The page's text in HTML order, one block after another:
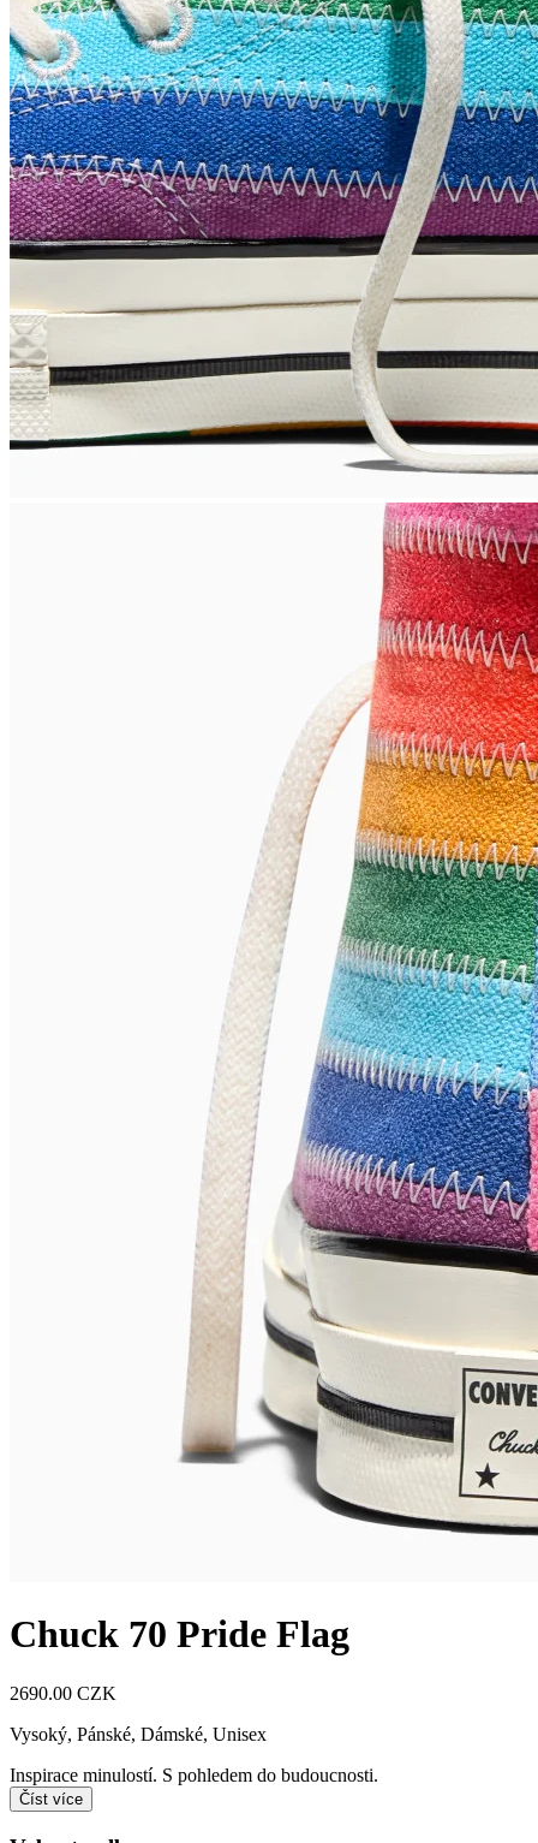
Chuck 70 Pride Flag
2690.00 CZK
Vysoký, Pánské, Dámské, Unisex
Inspirace minulostí. S pohledem do budoucnosti.
Číst více